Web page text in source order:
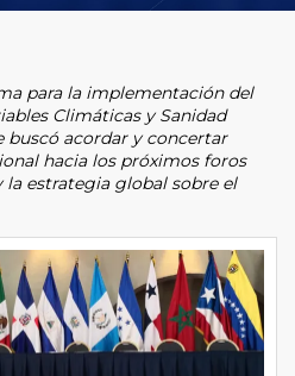
para la implementación del
Climáticas y Sanidad
buscó acordar y concertar
hacia los próximos foros
estrategia global sobre el